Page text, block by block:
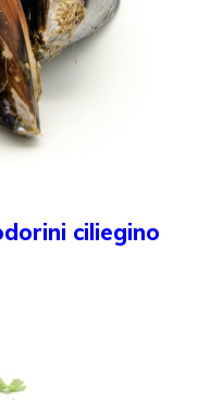
ciliegino